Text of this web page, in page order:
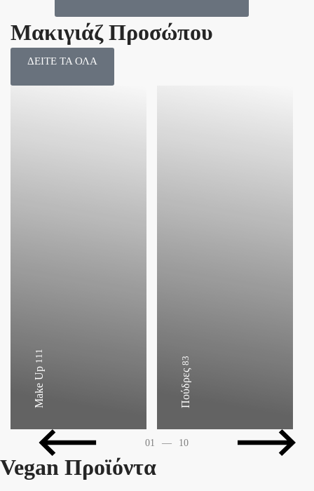
Μακιγιάζ Προσώπου
ΔΕΙΤΕ ΤΑ ΟΛΑ
Make Up
111
Πούδρες
83
01 — 10
Vegan Προϊόντα